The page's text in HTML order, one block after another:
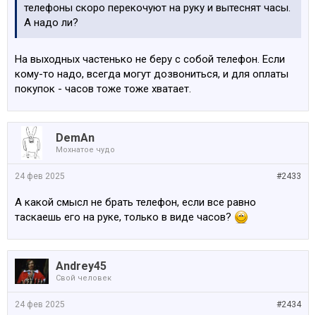
телефоны скоро перекочуют на руку и вытеснят часы.
А надо ли?
На выходных частенько не беру с собой телефон. Если
кому-то надо, всегда могут дозвониться, и для оплаты
покупок - часов тоже тоже хватает.
DemAn
Мохнатое чудо
#2433
24 фев 2025
А какой смысл не брать телефон, если все равно
таскаешь его на руке, только в виде часов?
Andrey45
Свой человек
#2434
24 фев 2025